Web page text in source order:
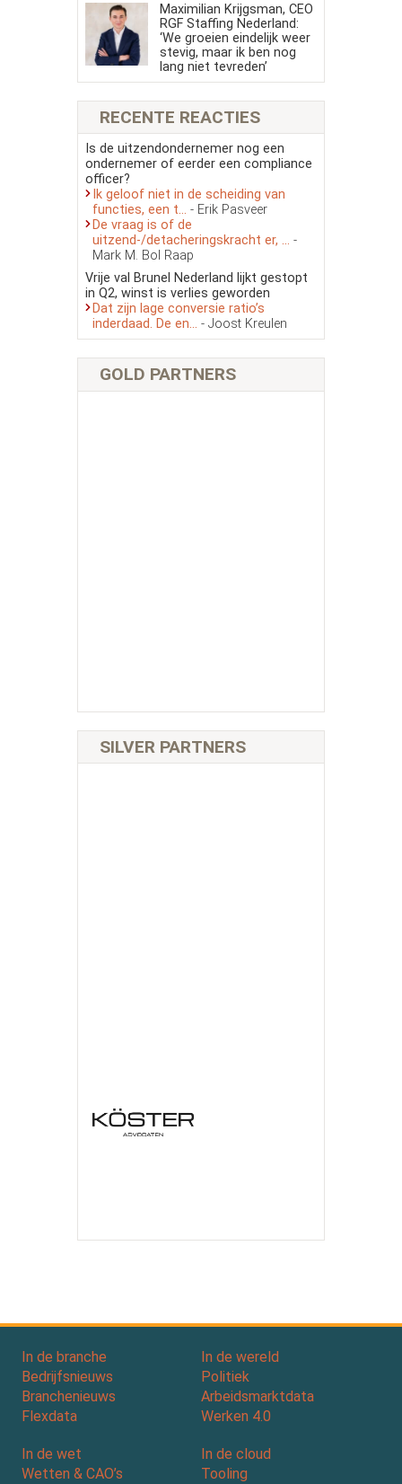
Maximilian Krijgsman, CEO
RGF Staffing Nederland:
‘We groeien eindelijk weer
stevig, maar ik ben nog
lang niet tevreden’
RECENTE REACTIES
Is de uitzendondernemer nog een
ondernemer of eerder een compliance
officer?
Ik geloof niet in de scheiding van
functies, een t... - Erik Pasveer
De vraag is of de
uitzend-/detacheringskracht er, ... -
Mark M. Bol Raap
Vrije val Brunel Nederland lijkt gestopt
in Q2, winst is verlies geworden
Dat zijn lage conversie ratio’s
inderdaad. De en... - Joost Kreulen
GOLD PARTNERS
SILVER PARTNERS
In de branche
Bedrijfsnieuws
Branchenieuws
Flexdata
In de wereld
Politiek
Arbeidsmarktdata
Werken 4.0
In de wet
Wetten & CAO’s
In de cloud
Tooling